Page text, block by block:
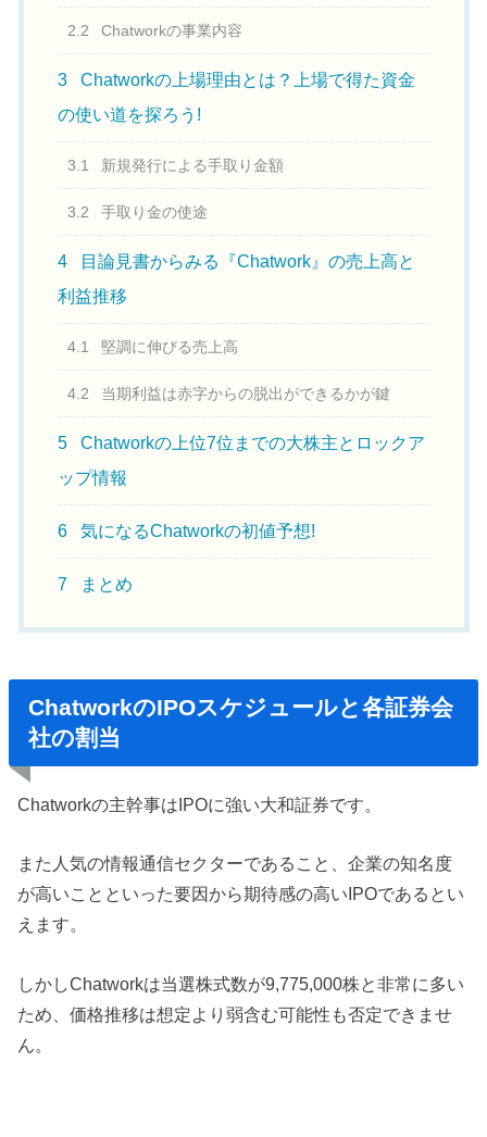
2.2 Chatworkの事業内容
3
Chatworkの上場理由とは？上場で得た資金
の使い道を探ろう!
3.1 新規発行による手取り金額
3.2 手取り金の使途
4
目論見書からみる『Chatwork』の売上高と
利益推移
4.1 堅調に伸びる売上高
4.2 当期利益は赤字からの脱出ができるかが鍵
5
Chatworkの上位7位までの大株主とロックア
ップ情報
6 気になるChatworkの初値予想!
7 まとめ
ChatworkのIPOスケジュールと各証券会
社の割当
Chatworkの主幹事はIPOに強い大和証券です。
また人気の情報通信セクターであること、企業の知名度
が高いことといった要因から期待感の高いIPOであるとい
えます。
しかしChatworkは当選株式数が9,775,000株と非常に多い
ため、価格推移は想定より弱含む可能性も否定できませ
ん。